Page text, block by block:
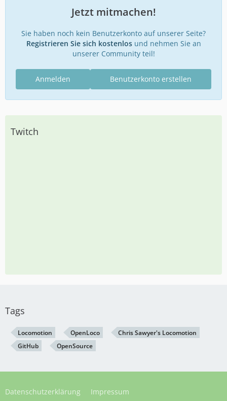
Jetzt mitmachen!
Sie haben noch kein Benutzerkonto auf unserer Seite?
Registrieren Sie sich kostenlosund nehmen Sie an
unserer Community teil!
Benutzerkonto erstellen
Anmelden
Twitch
Tags
Locomotion OpenLoco
Chris Sawyer's Locomotion
GitHub
OpenSource
Datenschutzerklärung Impressum